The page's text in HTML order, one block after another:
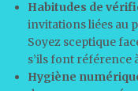
Habitudes de
invitations liées au
Soyez sceptique
s’ils font référence
Hygiène